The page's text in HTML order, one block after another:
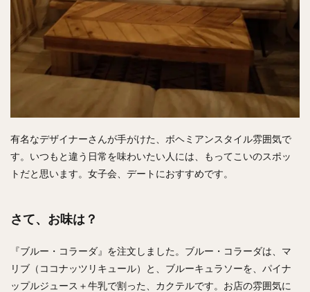
有名なデザイナーさんが手がけた、ボヘミアンスタイル雰囲気で
す。いつもと違う日常を味わいたい人には、もってこいのスポッ
トだと思います。女子会、デートにおすすめです。
さて、お味は？
『ブルー・コラーダ』を注文しました。ブルー・コラーダは、マ
リブ（ココナッツリキュール）と、ブルーキュラソーを、パイナ
ップルジュース＋牛乳で割った、カクテルです。お店の雰囲気に